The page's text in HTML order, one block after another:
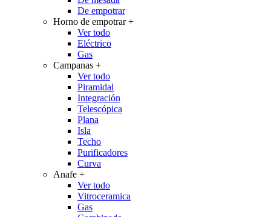
De empotrar
Horno de empotrar+
Ver todo
Eléctrico
Gas
Campanas +
Ver todo
Piramidal
Integración
Telescópica
Plana
Isla
Techo
Purificadores
Curva
Anafe +
Ver todo
Vitroceramica
Gas